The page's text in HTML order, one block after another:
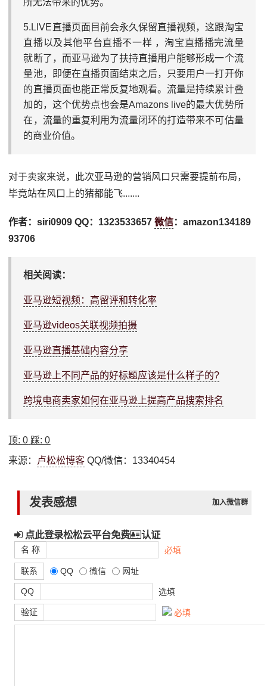
所无法带来的优势。
5.LIVE直播页面目前会永久保留直播视频，这跟淘宝
直播以及其他平台直播不一样 ，淘宝直播播完流量
就断了，而亚马逊为了扶持直播用户能够形成一个流
量池，即便在直播页面结束之后，只要用户一打开你
的直播页面也能正常反复地观看。流量是持续累计叠
加的，这个优势点也会是Amazons live的最大优势所
在，流量的重复利用为流量闭环的打造带来不可估量
的商业价值。
对于卖家来说，此次亚马逊的营销风口只需要提前布局，
毕竟站在风口上的猪都能飞.......
作者：siri0909 QQ：1323533657微信：amazon134189
93706
相关阅读：
亚马逊短视频：高留评和转化率
亚马逊videos关联视频拍摄
亚马逊直播基础内容分享
亚马逊上不同产品的好标题应该是什么样子的?
跨境电商卖家如何在亚马逊上提高产品搜索排名
顶:0 踩:0
来源： 卢松松博客 QQ/微信：13340454
发表感想 加入微信群
点此登录松松云平台免费 认证
名 称 必填
联系 QQ 微信 网址
QQ 选填
验证 必填